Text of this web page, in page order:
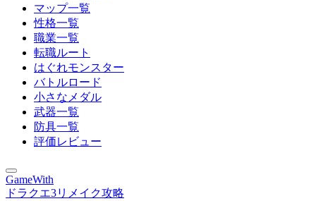
マップ一覧
性格一覧
職業一覧
転職ルート
はぐれモンスター
バトルロード
小さなメダル
武器一覧
防具一覧
評価レビュー
GameWith
ドラクエ3リメイク攻略